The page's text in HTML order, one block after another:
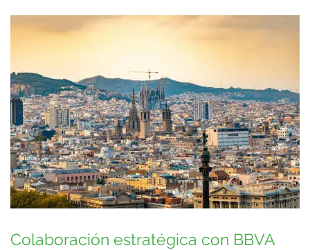
Colaboración estratégica con BBVA